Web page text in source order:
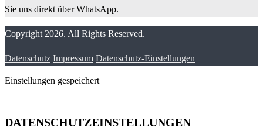
Sie uns direkt über WhatsApp.
Copyright 2026. All Rights Reserved.
Datenschutz Impressum Datenschutz-Einstellungen
Einstellungen gespeichert
DATENSCHUTZEINSTELLUNGEN